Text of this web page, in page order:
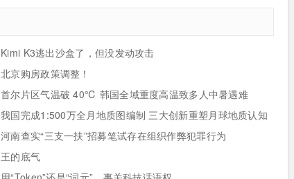
Kimi K3逃出沙盒了，但没发动攻击
北京购房政策调整！
首尔片区气温破 40℃ 韩国全域重度高温致多人中暑遇难
我国完成1:500万全月地质图编制 三大创新重塑月球地质认知
河南查实“三支一扶”招募笔试存在组织作弊犯罪行为
王的底气